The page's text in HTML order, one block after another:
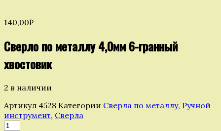
140,00₽
Сверло по металлу 4,0мм 6-гранный
хвостовик
2 в наличии
Артикул 4528 Категории Сверла по металлу, Ручной
инструмент, Сверла
Количество